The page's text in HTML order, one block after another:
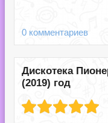
0 комментариев
Дискотека
(2019) год